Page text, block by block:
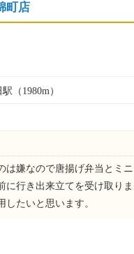
町店
（1980m）
は嫌なので唐揚げ弁当とミ
に行き出来立てを受け取り
たいと思います。